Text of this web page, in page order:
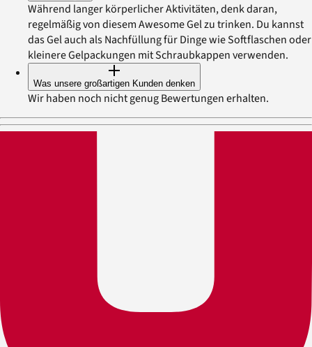
Während langer körperlicher Aktivitäten, denk daran,
regelmäßig von diesem Awesome Gel zu trinken. Du kannst
das Gel auch als Nachfüllung für Dinge wie Softflaschen oder
kleinere Gelpackungen mit Schraubkappen verwenden.
Was unsere großartigen Kunden denken
Wir haben noch nicht genug Bewertungen erhalten.